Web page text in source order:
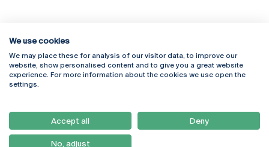
Rua Diogo Botelho 1327
4169-005 Porto
+351 226 196 240
Campus Online
Webmail
Como Chegar
Newsletter
We use cookies
We may place these for analysis of our visitor data, to improve our
website, show personalised content and to give you a great website
experience. For more information about the cookies we use open the
settings.
Accept all Deny
No, adjust